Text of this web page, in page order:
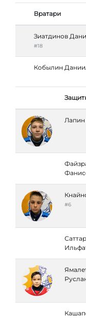
Вратари
Зиатдинов
#18
Кобылин
Лапин
#6